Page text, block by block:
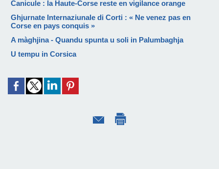
Canicule : la Haute-Corse reste en vigilance orange
Ghjurnate Internaziunale di Corti : « Ne venez pas en
Corse en pays conquis »
A màghjina - Quandu spunta u soli in Palumbaghja
U tempu in Corsica